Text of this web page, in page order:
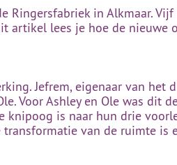
Ringersfabriek in Alkmaar.
artikel lees je hoe de nieuwe
Jefrem, eigenaar van het
Voor Ashley en Ole was dit
knipoog is naar hun drie
van de ruimte is